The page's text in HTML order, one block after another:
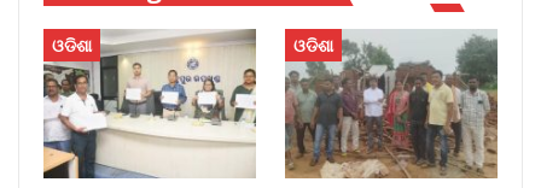
ଓଡିଶା ଓଡିଶା